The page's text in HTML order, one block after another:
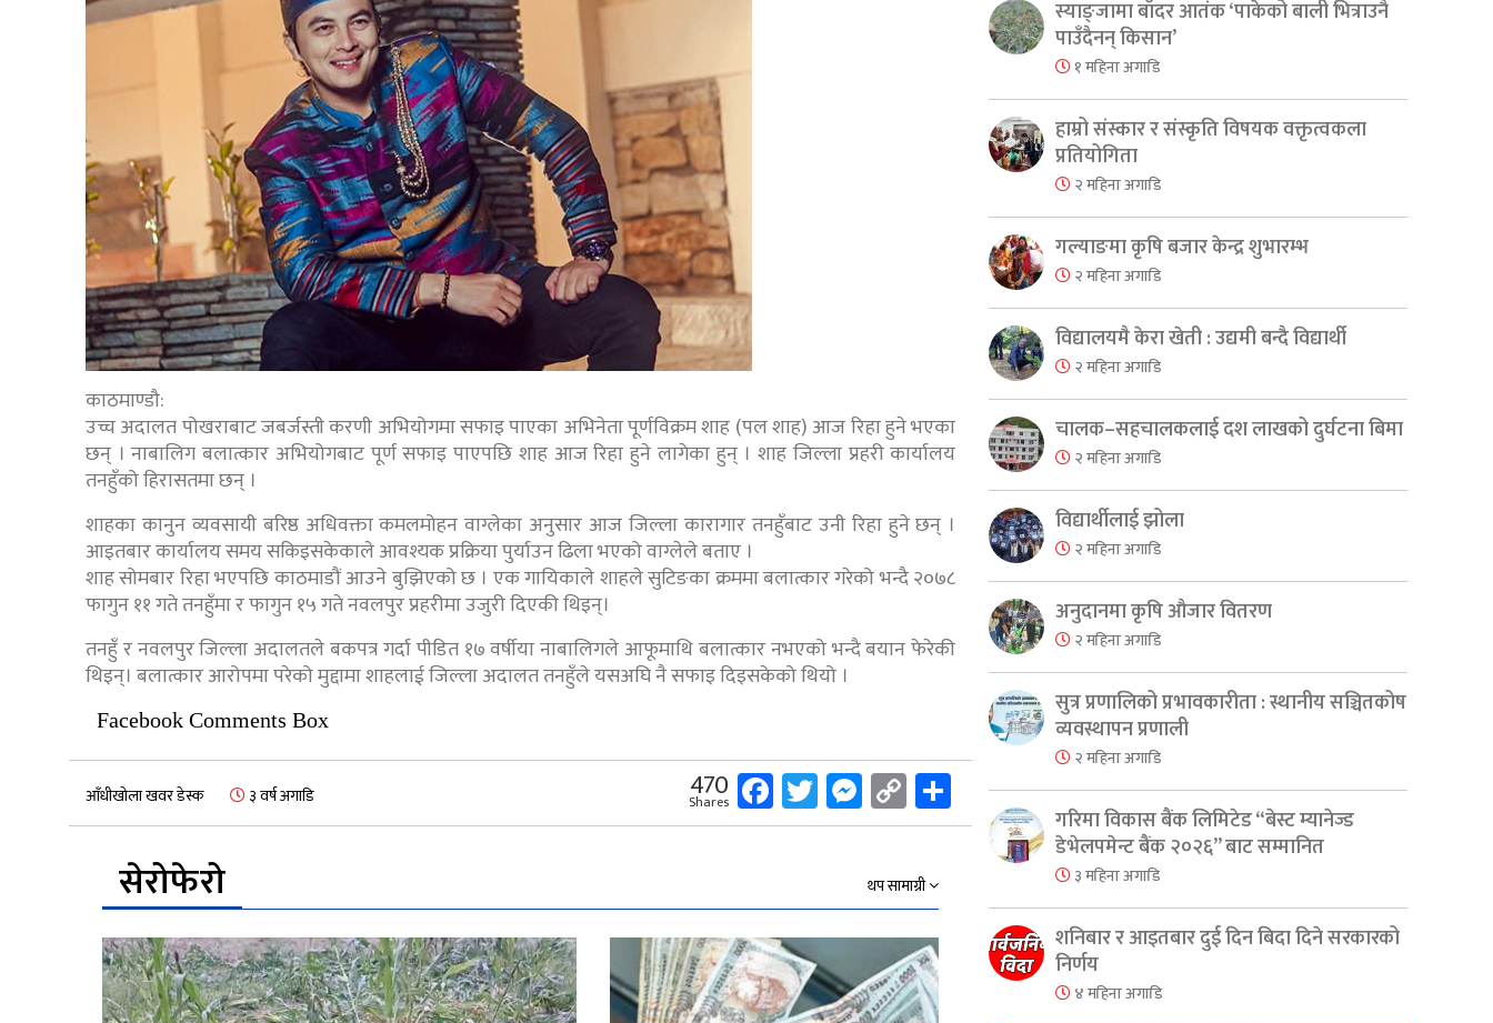
काठमाण्डौ:
उच्च अदालत पोखराबाट जबर्जस्ती करणी अभियोगमा सफाइ पाएका अभिनेता पूर्णविक्रम शाह (पल शाह) आज रिहा हुने भएका
छन् । नाबालिग बलात्कार अभियोगबाट पूर्ण सफाइ पाएपछि शाह आज रिहा हुने लागेका हुन् । शाह जिल्ला प्रहरी कार्यालय
तनहुँको हिरासतमा छन् ।
शाहका कानुन व्यवसायी बरिष्ठ अधिवक्ता कमलमोहन वाग्लेका अनुसार आज जिल्ला कारागार तनहुँबाट उनी रिहा हुने छन् ।
आइतबार कार्यालय समय सकिइसकेकाले आवश्यक प्रक्रिया पुर्याउन ढिला भएको वाग्लेले बताए ।
शाह सोमबार रिहा भएपछि काठमाडौं आउने बुझिएको छ । एक गायिकाले शाहले सुटिङका क्रममा बलात्कार गरेको भन्दै २०७८
फागुन ११ गते तनहुँमा र फागुन १५ गते नवलपुर प्रहरीमा उजुरी दिएकी थिइन्।
तनहुँ र नवलपुर जिल्ला अदालतले बकपत्र गर्दा पीडित १७ वर्षीया नाबालिगले आफूमाथि बलात्कार नभएको भन्दै बयान फेरेकी
थिइन्। बलात्कार आरोपमा परेको मुद्दामा शाहलाई जिल्ला अदालत तनहुँले यसअघि नै सफाइ दिइसकेको थियो ।
Facebook Comments Box
आँधीखोला खवर डेस्क ३ वर्ष अगाडि 470
Shares Facebook
Twitter
Messenger
Copy
Link
Share
सेरोफेरो
थप सामाग्री
स्याङ्जामा बाँदर आतंक ‘पाकेको बाली भित्राउनै
पाउँदैनन् किसान’
१ महिना अगाडि
हाम्रो संस्कार र संस्कृति विषयक वक्तृत्वकला
प्रतियोगिता
२ महिना अगाडि
गल्याङमा कृषि बजार केन्द्र शुभारम्भ
२ महिना अगाडि
विद्यालयमै केरा खेती : उद्यमी बन्दै विद्यार्थी
२ महिना अगाडि
चालक–सहचालकलाई दश लाखको दुर्घटना बिमा
२ महिना अगाडि
विद्यार्थीलाई झोला
२ महिना अगाडि
अनुदानमा कृषि औजार वितरण
२ महिना अगाडि
सुत्र प्रणालिको प्रभावकारीता : स्थानीय सञ्चितकोष
व्यवस्थापन प्रणाली
२ महिना अगाडि
गरिमा विकास बैंक लिमिटेड “बेस्ट म्यानेज्ड
डेभेलपमेन्ट बैंक २०२६” बाट सम्मानित
३ महिना अगाडि
शनिबार र आइतबार दुई दिन बिदा दिने सरकारको
निर्णय
४ महिना अगाडि